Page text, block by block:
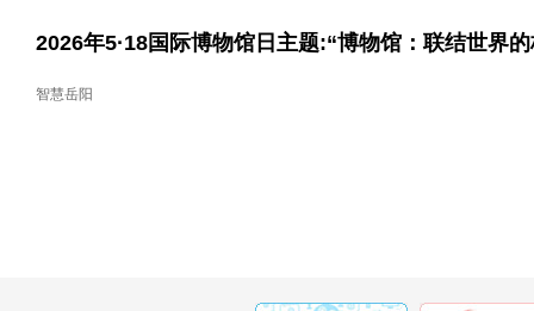
2026年5·18国际博物馆日主题:“博物馆：联结世界
智慧岳阳